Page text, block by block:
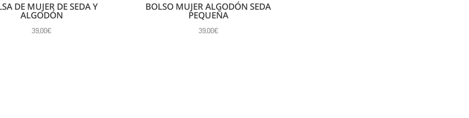
DE MUJER DE SEDA Y
ALGODÓN
39,00€
BOLSO MUJER ALGODÓN SEDA
PEQUEÑA
39,00€